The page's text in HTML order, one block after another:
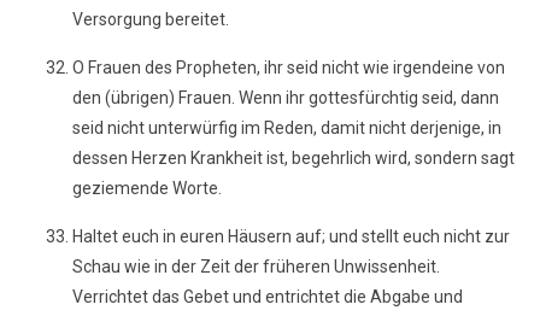
Versorgung bereitet.
O Frauen des Propheten, ihr seid nicht wie irgendeine von
den (übrigen) Frauen. Wenn ihr gottesfürchtig seid, dann
seid nicht unterwürfig im Reden, damit nicht derjenige, in
dessen Herzen Krankheit ist, begehrlich wird, sondern sagt
geziemende Worte.
Haltet euch in euren Häusern auf; und stellt euch nicht zur
Schau wie in der Zeit der früheren Unwissenheit.
Verrichtet das Gebet und entrichtet die Abgabe und